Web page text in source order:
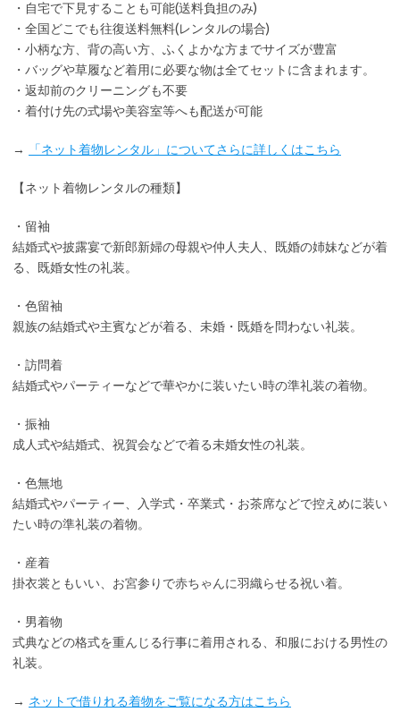
・ 自宅で下見することも可能(送料負担のみ)
・全国どこでも往復送料無料(レンタルの場合)
・小柄な方、背の高い方、ふくよかな方までサイズが豊富
・バッグや草履など着用に必要な物は全てセット に含まれます。
・返却前のクリーニングも不要
・着付け先の式場や美容室等へも配送が可能
→ 「ネット着物レンタル」についてさらに詳しくはこちら
【ネット着物レンタルの種類】
・留袖
結婚式や披露宴で新郎新婦の母親や仲人夫人、既婚の姉妹などが着
る、既婚女性の礼装。
・色留袖
親族の結婚式や主賓などが着る、未婚・既婚を問わない礼装。
・訪問着
結婚式やパーティーなどで華やかに装いたい時の準礼装の着物。
・振袖
成人式や結婚式、祝賀会などで着る未婚女性の礼装。
・色無地
結婚式やパーティー、入学式・卒業式・お茶席などで控えめに装い
たい時の準礼装の着物。
・産着
掛衣裳ともいい、お宮参りで赤ちゃんに羽織らせる祝い着。
・男着物
式典などの格式を重んじる行事に着用される、和服における男性の
礼装。
→ ネットで借りれる着物をご覧になる方はこちら